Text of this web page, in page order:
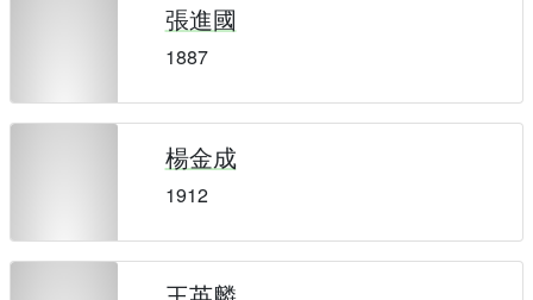
張進國
1887
楊金成
1912